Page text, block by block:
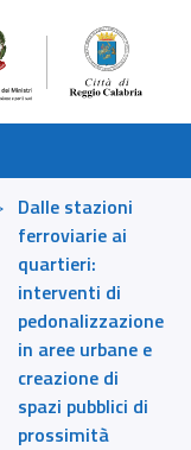
Dalle stazioni
ferroviarie ai
quartieri:
interventi di
pedonalizzazione
in aree urbane e
creazione di
spazi pubblici di
prossimità